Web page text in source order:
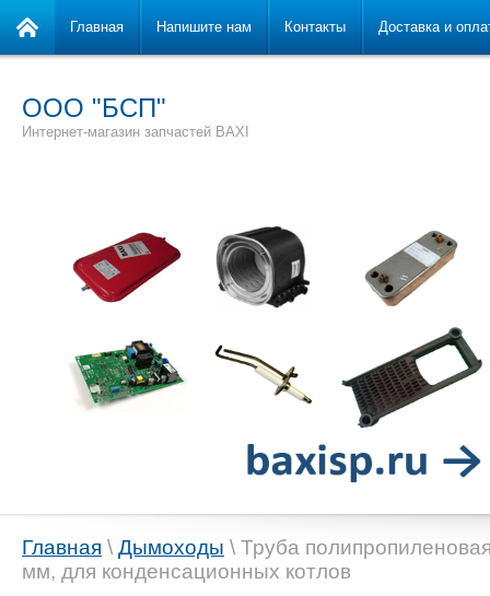
ООО "БСП"
Интернет-магазин запчастей BAXI
Главная Напишите нам Контакты Доставка и
Главная \ Дымоходы \ Труба
мм, для конденсационных котлов